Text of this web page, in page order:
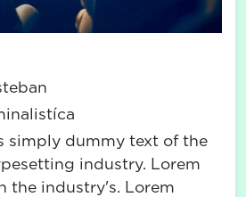
simply dummy text of the
industry. Lorem
the industry's. Lorem